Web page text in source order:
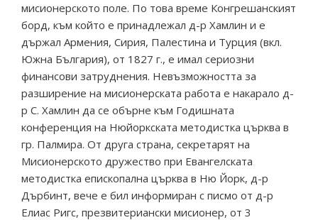
мисионерското поле. По това време Конгрешанският
борд, към който е принадлежал д-р Хамлин и е
държал Армения, Сирия, Палестина и Турция (вкл.
Южна България), от 1827 г., е имал сериозни
финансови затруднения. Невъзможността за
разширение на мисионерската работа е накарало д-
р С. Хамлин да се обърне към Годишната
конференция на Нюйоркската методистка църква в
гр. Палмира. От друга страна, секретарят на
Мисионерското дружество при Евангелската
методистка епископална църква в Ню Йорк, д-р
Дърбинт, вече е бил информиран с писмо от д-р
Елиас Ригс, презвитериански мисионер, от 3